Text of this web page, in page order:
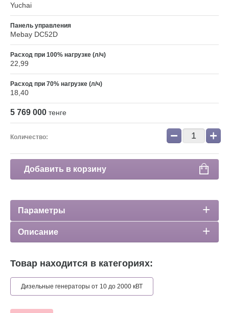
Yuchai
Панель управления
Mebay DC52D
Расход при 100% нагрузке (л/ч)
22,99
Расход при 70% нагрузке (л/ч)
18,40
5 769 000 тенге
Количество: − +
Добавить в корзину
Параметры
Описание
Товар находится в категориях:
Дизельные генераторы от 10 до 2000 кВТ